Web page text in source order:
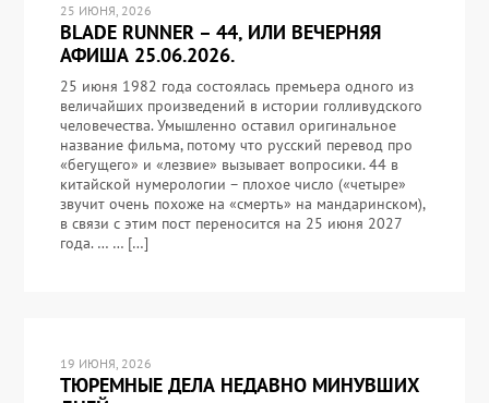
25 ИЮНЯ, 2026
BLADE RUNNER – 44, ИЛИ ВЕЧЕРНЯЯ
АФИША 25.06.2026.
25 июня 1982 года состоялась премьера одного из
величайших произведений в истории голливудского
человечества. Умышленно оставил оригинальное
название фильма, потому что русский перевод про
«бегущего» и «лезвие» вызывает вопросики. 44 в
китайской нумерологии – плохое число («четыре»
звучит очень похоже на «смерть» на мандаринском),
в связи с этим пост переносится на 25 июня 2027
года. … … […]
19 ИЮНЯ, 2026
ТЮРЕМНЫЕ ДЕЛА НЕДАВНО МИНУВШИХ